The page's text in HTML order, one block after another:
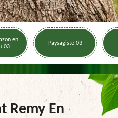
en
03
Paysagiste 03
Remy En